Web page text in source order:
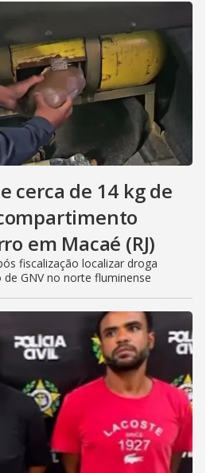
cerca de 14 kg de
em Macaé (RJ)
fiscalização localizar droga
GNV no norte fluminense